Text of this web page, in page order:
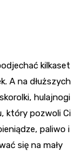
kilkaset
A na dłuższych
hulajnogi
który pozwoli Ci
paliwo i
się na mały